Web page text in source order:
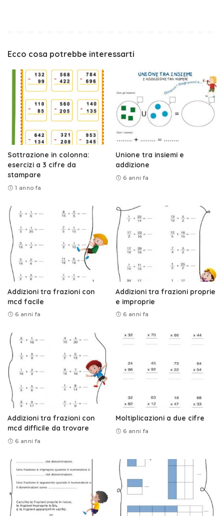
Ecco cosa potrebbe interessarti
Sottrazione in colonna:
esercizi a 3 cifre da
stampare
1 anno fa
Unione tra insiemi e
addizione
6 anni fa
Addizioni tra frazioni con
mcd facile
6 anni fa
Addizioni tra frazioni proprie
e improprie
6 anni fa
Addizioni tra frazioni con
mcd difficile da trovare
6 anni fa
Moltiplicazioni a due cifre
6 anni fa